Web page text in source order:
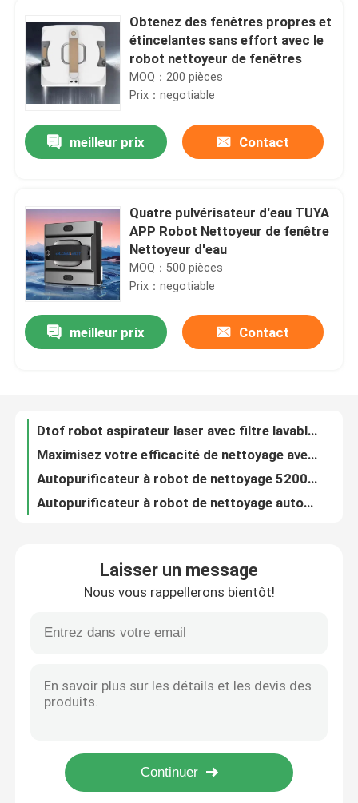
maison
Produits
vidéos
Visite d'usine
Contrôle de qualité
Obtenez des fenêtres propres et
étincelantes sans effort avec le
robot nettoyeur de fenêtres
MOQ：200 pièces
Prix：negotiable
meilleur prix Contact
Quatre pulvérisateur d'eau TUYA
APP Robot Nettoyeur de fenêtre
Nettoyeur d'eau
MOQ：500 pièces
Prix：negotiable
meilleur prix Contact
Dtof robot aspirateur laser avec filtre lavable pour détecter les obstacles
Maximisez votre efficacité de nettoyage avec notre aspirateur robotisé avancé garanti
Autopurificateur à robot de nettoyage 5200mah avec capacité de poubelle de planification 1.8L
Autopurificateur à robot de nettoyage automatique Autopurificateur avec contrôle APP OEM
Nettoyer le chemin du robot Nettoyeur de fenêtres Avec une capacité de batterie de 500mAh
Laisser un message
Nous vous rappellerons bientôt!